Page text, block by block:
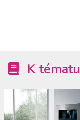
K tématu